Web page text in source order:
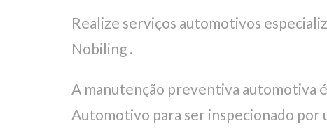
Realize serviços automotivos
Nobiling .
A manutenção preventiva automotiva
Automotivo para ser inspecionado por